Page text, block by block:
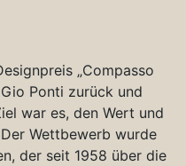
„Compasso
Ponti zurück und
war es, den Wert und
Wettbewerb wurde
der seit 1958 über die